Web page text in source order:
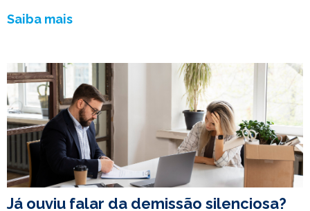
Saiba mais
Já ouviu falar da demissão silenciosa?